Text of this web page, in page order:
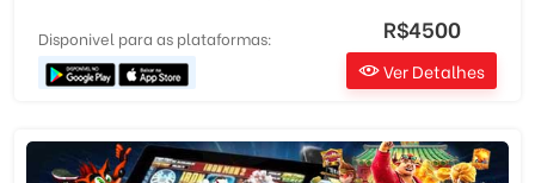
Disponivel para as plataformas: R$4500
Ver Detalhes